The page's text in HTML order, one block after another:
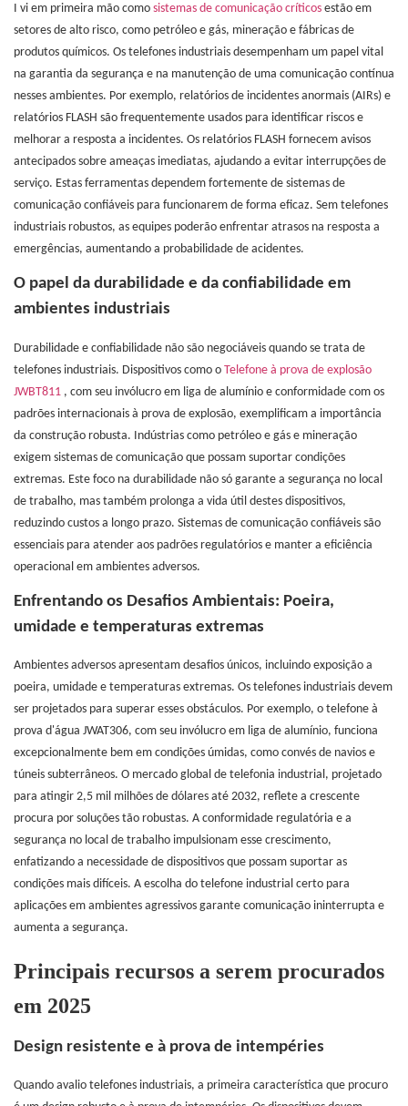
vi em primeira mão como sistemas de comunicação críticos estão em
setores de alto risco, como petróleo e gás, mineração e fábricas de
produtos químicos. Os telefones industriais desempenham um papel vital
na garantia da segurança e na manutenção de uma comunicação contínua
nesses ambientes. Por exemplo, relatórios de incidentes anormais (AIRs) e
relatórios FLASH são frequentemente usados ​​para identificar riscos e
melhorar a resposta a incidentes. Os relatórios FLASH fornecem avisos
antecipados sobre ameaças imediatas, ajudando a evitar interrupções de
serviço. Estas ferramentas dependem fortemente de sistemas de
comunicação confiáveis ​​para funcionarem de forma eficaz. Sem telefones
industriais robustos, as equipes poderão enfrentar atrasos na resposta a
emergências, aumentando a probabilidade de acidentes.
O papel da durabilidade e da confiabilidade em
ambientes industriais
Durabilidade e confiabilidade não são negociáveis ​​quando se trata de
telefones industriais. Dispositivos como o Telefone à prova de explosão
JWBT811 , com seu invólucro em liga de alumínio e conformidade com os
padrões internacionais à prova de explosão, exemplificam a importância
da construção robusta. Indústrias como petróleo e gás e mineração
exigem sistemas de comunicação que possam suportar condições
extremas. Este foco na durabilidade não só garante a segurança no local
de trabalho, mas também prolonga a vida útil destes dispositivos,
reduzindo custos a longo prazo. Sistemas de comunicação confiáveis ​​são
essenciais para atender aos padrões regulatórios e manter a eficiência
operacional em ambientes adversos.
Enfrentando os Desafios Ambientais: Poeira,
umidade e temperaturas extremas
Ambientes adversos apresentam desafios únicos, incluindo exposição a
poeira, umidade e temperaturas extremas. Os telefones industriais devem
ser projetados para superar esses obstáculos. Por exemplo, o telefone à
prova d'água JWAT306, com seu invólucro em liga de alumínio, funciona
excepcionalmente bem em condições úmidas, como convés de navios e
túneis subterrâneos. O mercado global de telefonia industrial, projetado
para atingir 2,5 mil milhões de dólares até 2032, reflete a crescente
procura por soluções tão robustas. A conformidade regulatória e a
segurança no local de trabalho impulsionam esse crescimento,
enfatizando a necessidade de dispositivos que possam suportar as
condições mais difíceis. A escolha do telefone industrial certo para
aplicações em ambientes agressivos garante comunicação ininterrupta e
aumenta a segurança.
Principais recursos a serem procurados
em 2025
Design resistente e à prova de intempéries
Quando avalio telefones industriais, a primeira característica que procuro